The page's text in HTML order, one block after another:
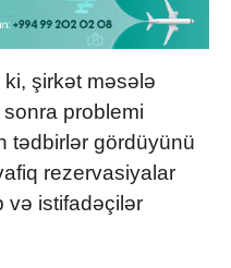
şirkət məsələ
problemi
tədbirlər gördüyünü
rezervasiyalar
və istifadəçilər